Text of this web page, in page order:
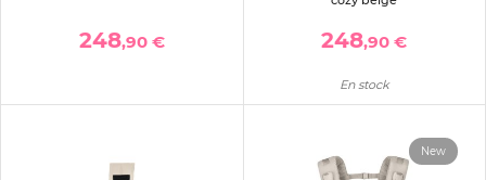
248,90 € 248,90 €
En stock
New